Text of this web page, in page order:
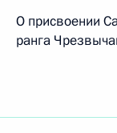
О присвоении
ранга